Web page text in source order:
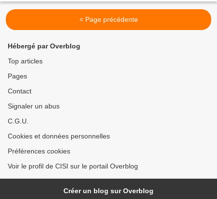
< Page précédente
Hébergé par Overblog
Top articles
Pages
Contact
Signaler un abus
C.G.U.
Cookies et données personnelles
Préférences cookies
Voir le profil de CISI sur le portail Overblog
Créer un blog sur Overblog